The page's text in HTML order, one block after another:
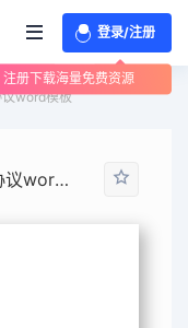
登录/注册
注册下载海量免费资源
议word模板
承包合同书（林木2）合同协议word模板